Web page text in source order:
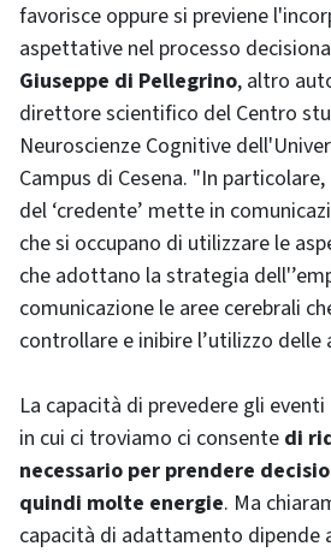
favorisce oppure si previene
aspettative nel processo
Giuseppe di Pellegrino, altro
direttore scientifico del Centro
Neuroscienze Cognitive
Campus di Cesena. "In
del ‘credente’ mette in
che si occupano di utilizzare le
che adottano la strategia
comunicazione le aree cerebrali
controllare e inibire l’utilizzo delle
La capacità di prevedere gli eventi
in cui ci troviamo ci consente di
necessario per prendere
quindi molte energie. Ma
capacità di adattamento dipende